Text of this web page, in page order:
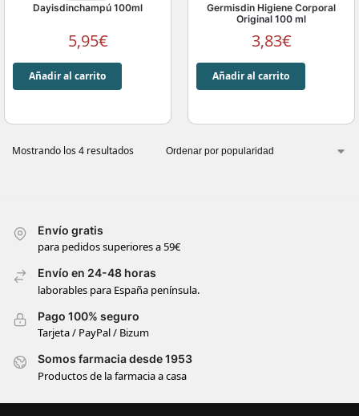
Dayisdinchampú 100ml
5,95€
Añadir al carrito
Germisdin Higiene Corporal
Original 100 ml
3,83€
Añadir al carrito
Mostrando los 4 resultados
Envío gratis
para pedidos superiores a 59€
Envío en 24-48 horas
laborables para España península.
Pago 100% seguro
Tarjeta / PayPal / Bizum
Somos farmacia desde 1953
Productos de la farmacia a casa